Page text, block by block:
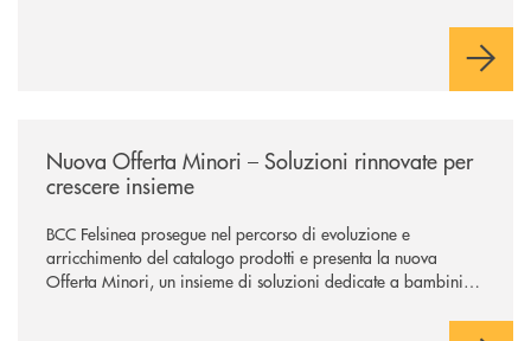
negoziazione esclusiva per la finalizzazione dell’operazione.
Nuova Offerta Minori – Soluzioni rinnovate per
crescere insieme
BCC Felsinea prosegue nel percorso di evoluzione e
arricchimento del catalogo prodotti e presenta la nuova
Offerta Minori, un insieme di soluzioni dedicate a bambini e
sviluppo di una relazione consapevole con il denaro, sempre